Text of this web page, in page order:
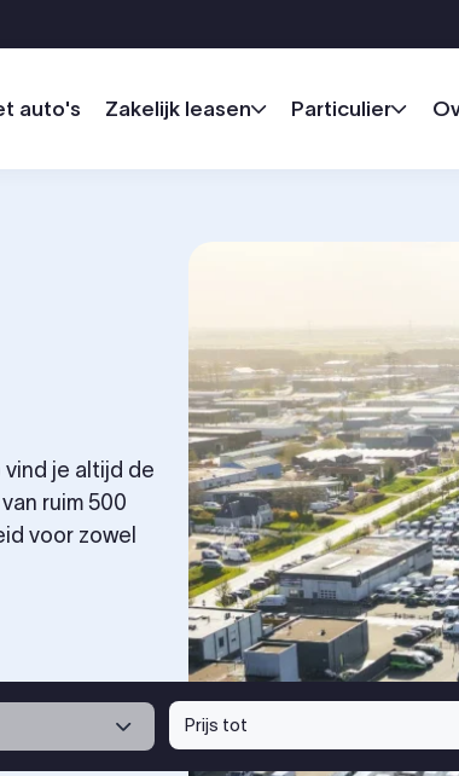
auto's Zakelijk leasen Particulier
je altijd de
ruim 500
voor zowel
Prijs tot